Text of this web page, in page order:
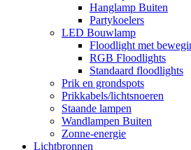
Hanglamp Buiten
Partykoelers
LED Bouwlamp
Floodlight met
RGB Floodlights
Standaard floodlights
Prik en grondspots
Prikkabels/lichtsnoeren
Staande lampen
Wandlampen Buiten
Zonne-energie
Lichtbronnen